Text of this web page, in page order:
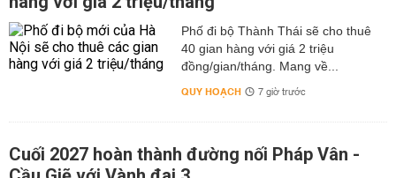
Phố đi bộ Thành Thái sẽ cho thuê
40 gian hàng với giá 2 triệu
đồng/gian/tháng. Mang về...
QUY HOẠCH 7 giờ trước
Cuối 2027 hoàn thành đường nối Pháp Vân -